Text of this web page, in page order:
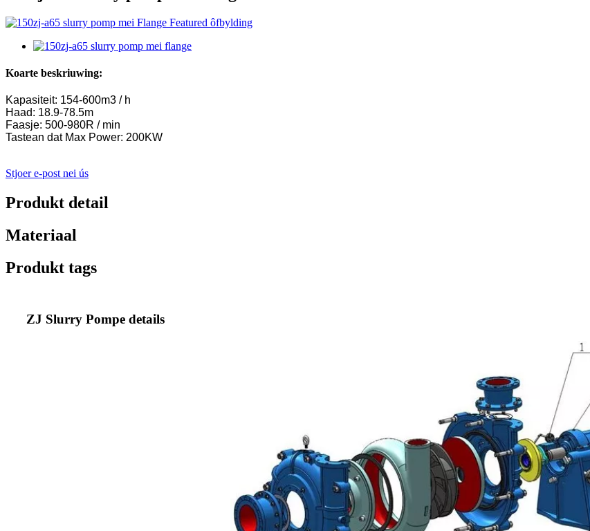
Koarte beskriuwing:
Kapasiteit: 154-600m3 / h
Haad: 18.9-78.5m
Faasje: 500-980R / min
Tastean dat Max Power: 200KW
Stjoer e-post nei ús
Produkt detail
Materiaal
Produkt tags
ZJ Slurry Pompe details